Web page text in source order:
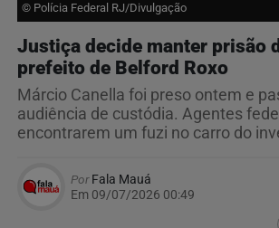
© Polícia Federal RJ/Divulgação
Justiça decide manter prisão
prefeito de Belford Roxo
Márcio Canella foi preso ontem e
audiência de custódia. Agentes
encontrarem um fuzi no carro do
PorFala Mauá
Em 09/07/2026 00:49